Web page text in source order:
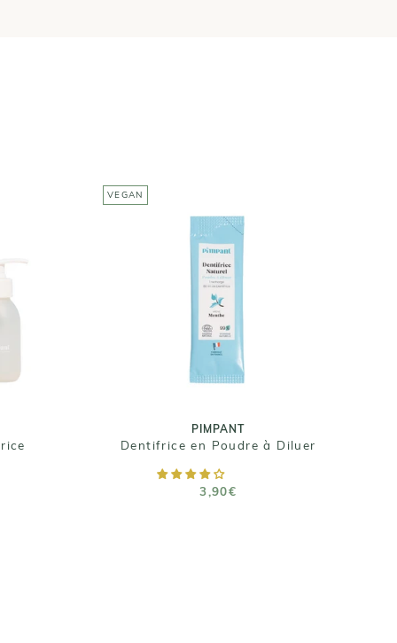
VEGAN
PIMPANT
Dentifrice en Poudre à Diluer
3,90€
Dentifrice en Poudre à
Diluer
3,90€
Taille : 8gr
AJOUTER AU PANIER